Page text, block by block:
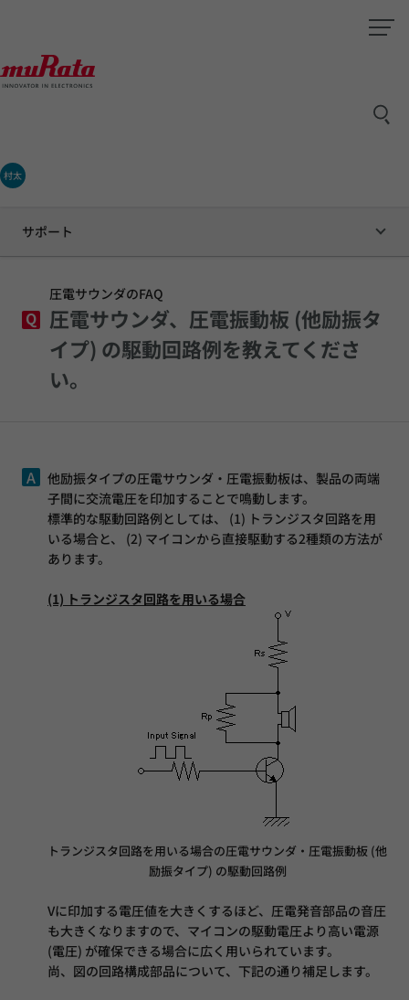
村太
サポート
圧電サウンダのFAQ
Q
圧電サウンダ、圧電振動板 (他励振タ
イプ) の駆動回路例を教えてくださ
い。
A
他励振タイプの圧電サウンダ・圧電振動板は、製品の両端
子間に交流電圧を印加することで鳴動します。
標準的な駆動回路例としては、 (1) トランジスタ回路を用
いる場合と、 (2) マイコンから直接駆動する2種類の方法が
あります。
(1) トランジスタ回路を用いる場合
トランジスタ回路を用いる場合の圧電サウンダ・圧電振動板 (他
励振タイプ) の駆動回路例
Vに印加する電圧値を大きくするほど、圧電発音部品の音圧
も大きくなりますので、マイコンの駆動電圧より高い電源
(電圧) が確保できる場合に広く用いられています。
尚、図の回路構成部品について、下記の通り補足します。